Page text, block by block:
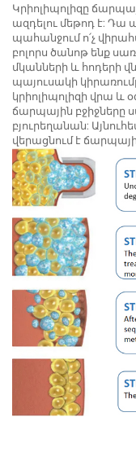
Կրիոլիպոլիզը
ազդելու մեթոդ է: Դա
պահանջում ո՛չ
բոլորս ծանոթ ենք
մկանների և հոդերի
պայուսակի
կրիոլիպոլիզի վրա և
ճարպային բջիջները
բյուրեղանան:
վերացնում է